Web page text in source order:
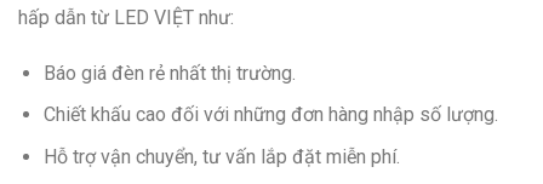
hấp dẫn từ LED VIỆT như:
Báo giá đèn rẻ nhất thị trường.
Chiết khấu cao đối với những đơn hàng nhập số lượng.
Hỗ trợ vận chuyển, tư vấn lắp đặt miễn phí.